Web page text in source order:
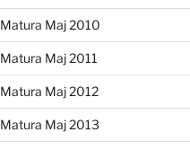
Matura Maj 2010
Matura Maj 2011
Matura Maj 2012
Matura Maj 2013